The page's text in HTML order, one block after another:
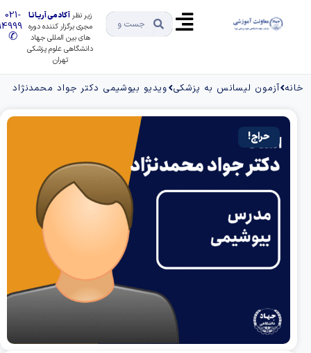
زیر نظرآکادمی آریـانـا
مجری برگزار کننده دوره
های بین المللی جهاد
دانشگاهی علوم پزشکی
021-
91494999
✆
آزمون لیسانس به پزشکی ویدیو بیوشیمی دکتر جواد محمدنژاد
حراج!